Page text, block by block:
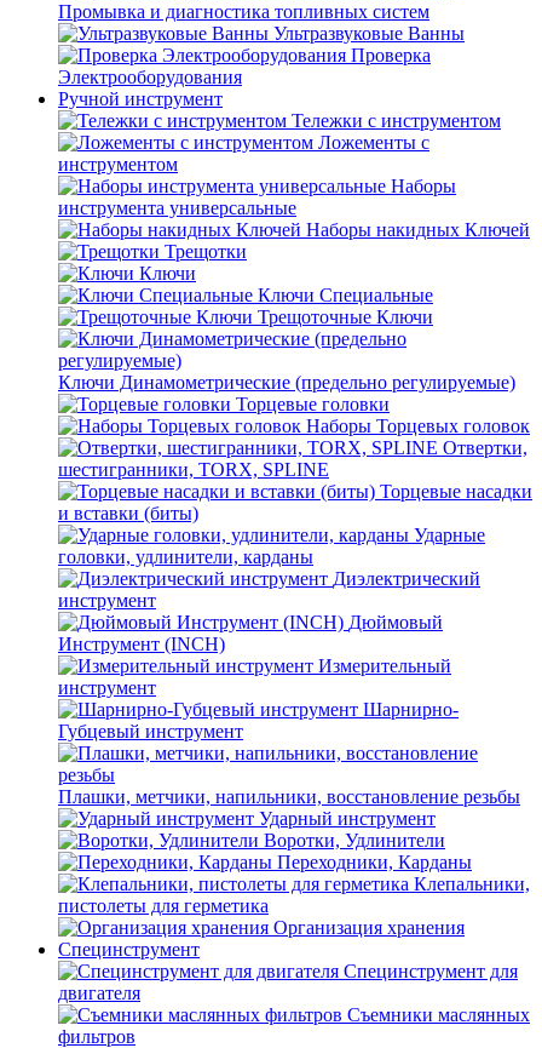
Промывка и диагностика топливных систем
Ультразвуковые Ванны
Проверка
Электрооборудования
Ручной инструмент
Тележки с инструментом
Ложементы с
инструментом
Наборы
инструмента универсальные
Наборы накидных Ключей
Трещотки
Ключи
Ключи Специальные
Трещоточные Ключи
Ключи Динамометрические (предельно регулируемые)
Торцевые головки
Наборы Торцевых головок
Отвертки,
шестигранники, TORX, SPLINE
Торцевые насадки
и вставки (биты)
Ударные
головки, удлинители, карданы
Диэлектрический
инструмент
Дюймовый
Инструмент (INCH)
Измерительный
инструмент
Шарнирно-
Губцевый инструмент
Плашки, метчики, напильники, восстановление резьбы
Ударный инструмент
Воротки, Удлинители
Переходники, Карданы
Клепальники,
пистолеты для герметика
Организация хранения
Специнструмент
Специнструмент для
двигателя
Съемники маслянных
фильтров